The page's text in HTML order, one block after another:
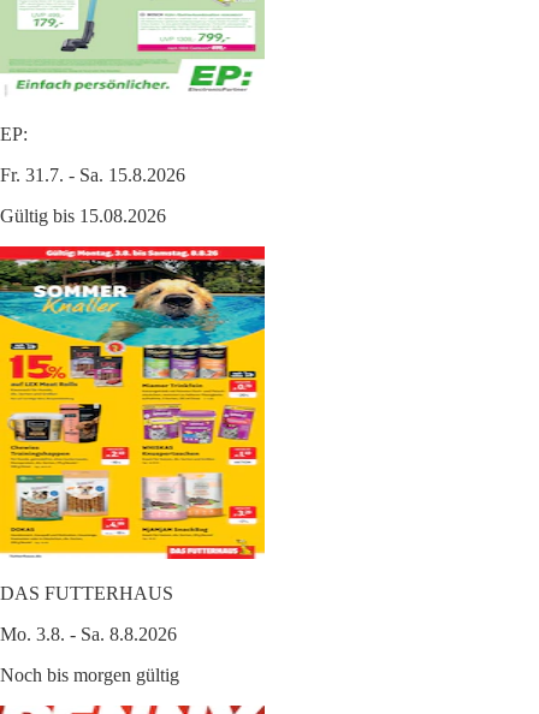
EP:
Fr. 31.7. - Sa. 15.8.2026
Gültig bis 15.08.2026
DAS FUTTERHAUS
Mo. 3.8. - Sa. 8.8.2026
Noch bis morgen gültig